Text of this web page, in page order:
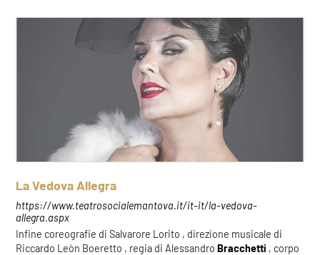
La Vedova Allegra
https://www.teatrosocialemantova.it/it-it/la-vedova-
allegra.aspx
Infine coreografie di Salvarore Lorito , direzione musicale di
Riccardo Leòn Boeretto , regia di AlessandroBracchetti , corpo